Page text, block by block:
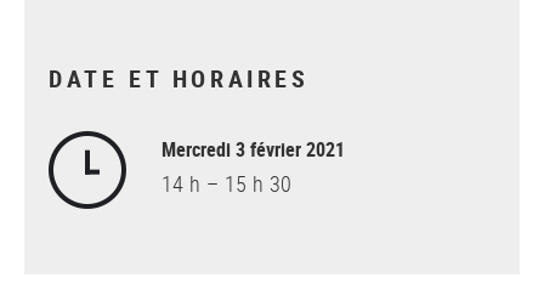
DATE ET HORAIRES
Mercredi 3 février 2021
14 h – 15 h 30